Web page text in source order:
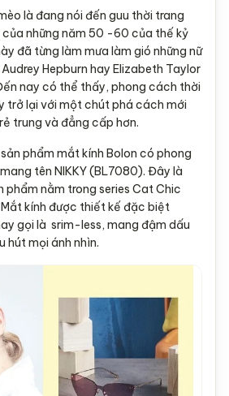
là đang nói đến guu thời trang
những năm 50 -60 của thế kỷ
đã từng làm mưa làm gió những nữ
Hepburn hay Elizabeth Taylor
nay có thể thấy, phong cách thời
trở lại với một chút phá cách mới
trung và đẳng cấp hơn.
phẩm mắt kính Bolon có phong
tên NIKKY (BL7080). Đây là
phẩm nằm trong series Cat Chic
kính được thiết kế đặc biệt
gọi là srim-less, mang đậm dấu
hút mọi ánh nhìn.